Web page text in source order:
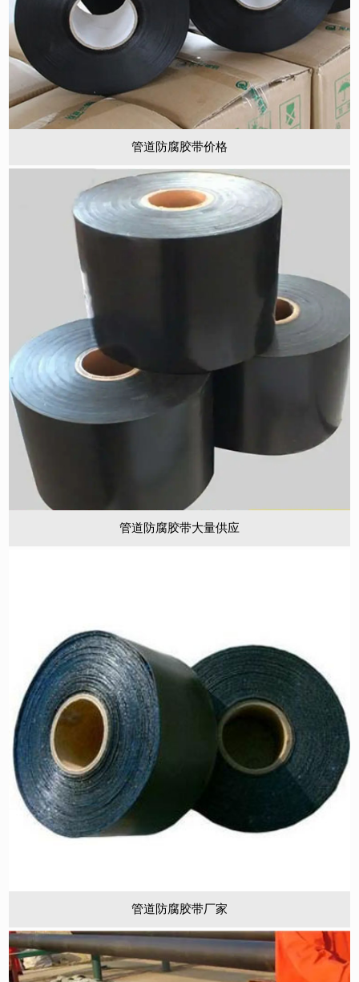
管道防腐胶带价格
管道防腐胶带大量供应
管道防腐胶带厂家